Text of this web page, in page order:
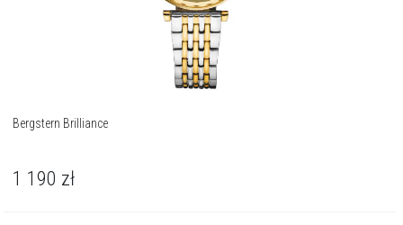
Bergstern Brilliance
1 190 zł